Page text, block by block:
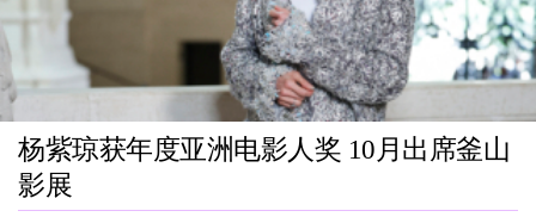
杨紫琼获年度亚洲电影人奖 10月出席釜山
影展